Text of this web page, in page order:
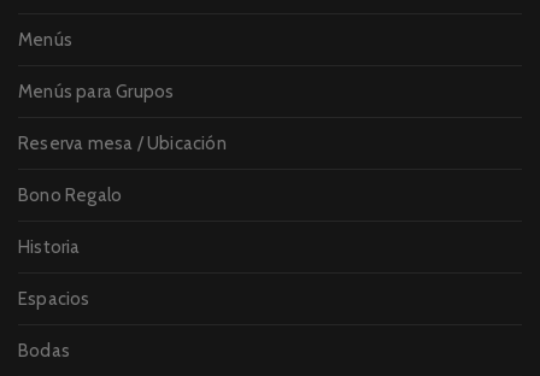
Menús
Menús para Grupos
Reserva mesa / Ubicación
Bono Regalo
Historia
Espacios
Bodas